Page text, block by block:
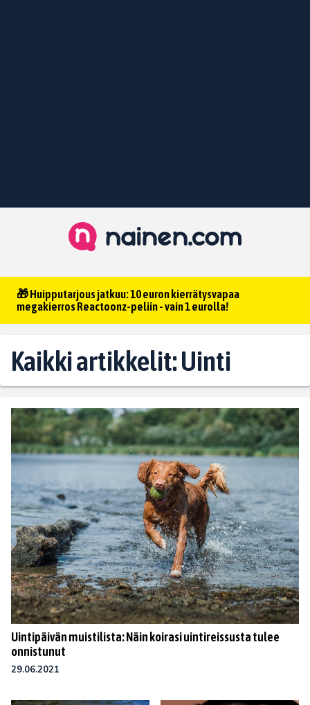
🎁 Huipputarjous jatkuu: 10 euron kierrätysvapaa
megakierros Reactoonz-peliin - vain 1 eurolla!
Kaikki artikkelit: Uinti
Uintipäivän muistilista: Näin koirasi uintireissusta tulee
onnistunut
29.06.2021